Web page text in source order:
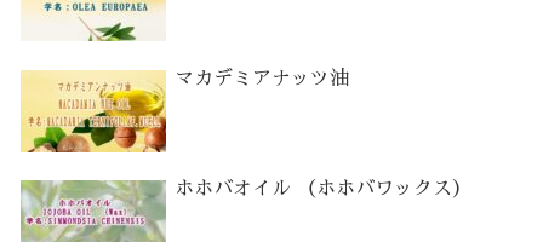
マカデミアナッツ油
ホホバオイル （ホホバワックス）